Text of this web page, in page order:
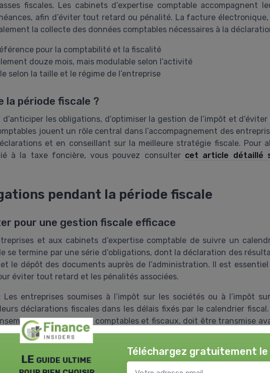
fiscales. Les cabinets d’expertise comptable accompagnent
afin d’éviter tout retard ou pénalité. La facture
la collecte des données comptables nécessaires à la
pour la comptabilité et la fiscalité
douze mois, mais modulable selon l’activité
selon la taille et le régime de l’entreprise
la période fiscale ?
les obligations, d’optimiser la gestion de l’impôt et d’éviter
jouent un rôle central dans l’accompagnement des
et en conseillant sur la meilleure stratégie fiscale. Pour
à la taxe foncière, vous pouvez consulter cet article détaillé
pendant la période fiscale
pour une gestion fiscale efficace
et aux cabinets d’expertise comptable de suivre un
se termine par une série d’obligations, dont la déclaration des
le dépôt des documents auprès de l’administration. Il est
éviter tout retard et les pénalités associées.
Les entreprises soumises à l’impôt sur les sociétés ou à l’impôt
déclarations fiscales dans les délais fixés par le calendrier fiscal.
des documents comptables et fiscaux, doit être transmise
:Avec la digitalisation, la facture électronique
comptables accompagnent leurs clients dans la mise en
LE guide ultime
Téléchargez gratuitement le